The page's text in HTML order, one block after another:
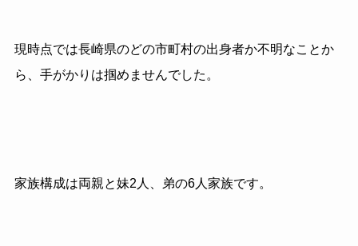
現時点では長崎県のどの市町村の出身者か不明なことか
ら、手がかりは掴めませんでした。
家族構成は両親と妹2人、弟の6人家族です。